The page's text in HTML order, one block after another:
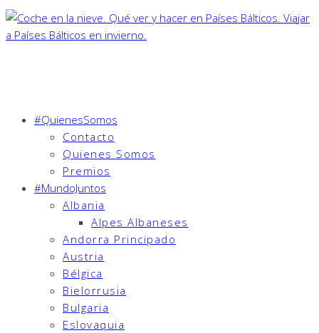
#QuienesSomos
Contacto
Quienes Somos
Premios
#MundoJuntos
Albania
Alpes Albaneses
Andorra Principado
Austria
Bélgica
Bielorrusia
Bulgaria
Eslovaquia